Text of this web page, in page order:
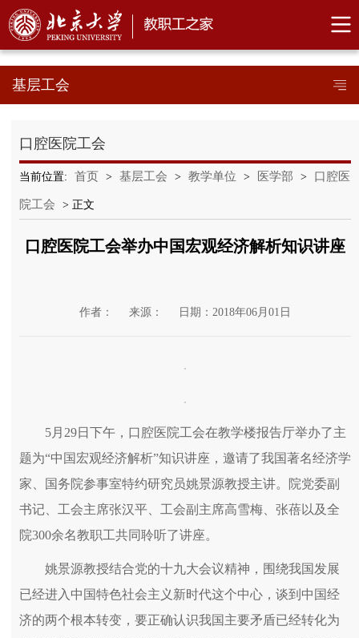
基层工会
口腔医院工会
当前位置: 首页 > 基层工会 > 教学单位 > 医学部 > 口腔医
院工会 > 正文
口腔医院工会举办中国宏观经济解析知识讲座
作者： 来源： 日期：2018年06月01日
5月29日下午，口腔医院工会在教学楼报告厅举办了主
题为“中国宏观经济解析”知识讲座，邀请了我国著名经济学
家、国务院参事室特约研究员姚景源教授主讲。院党委副
书记、工会主席张汉平、工会副主席高雪梅、张蓓以及全
院300余名教职工共同聆听了讲座。
姚景源教授结合党的十九大会议精神，围绕我国发展
已经进入中国特色社会主义新时代这个中心，谈到中国经
济的两个根本转变，要正确认识我国主要矛盾已经转化为